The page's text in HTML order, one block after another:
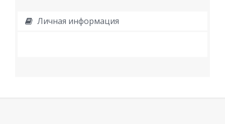
Личная информация